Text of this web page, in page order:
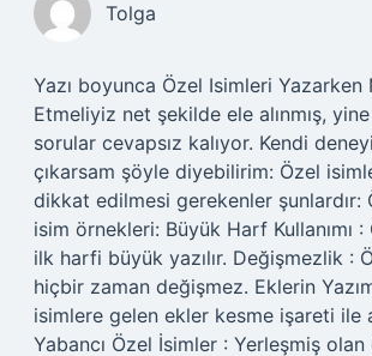
Tolga
Yazı boyunca Özel Isimleri
Etmeliyiz net şekilde ele alınmış,
sorular cevapsız kalıyor. Kendi
çıkarsam şöyle diyebilirim: Özel
dikkat edilmesi gerekenler şunlardır:
isim örnekleri: Büyük Harf Kullanımı
ilk harfi büyük yazılır. Değişmezlik :
hiçbir zaman değişmez. Eklerin
isimlere gelen ekler kesme işareti ile
Yabancı Özel İsimler : Yerleşmiş